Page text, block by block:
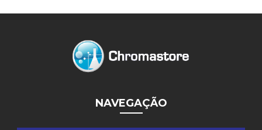
NAVEGAÇÃO